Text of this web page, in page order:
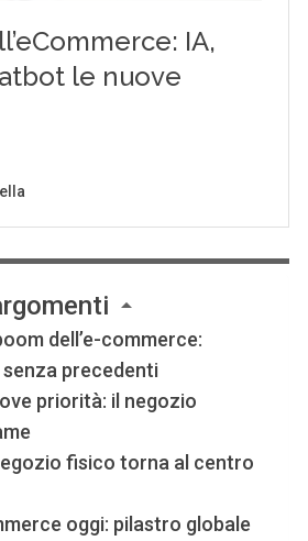
dell’e-commerce:
senza precedenti
priorità: il negozio
fisico torna al centro
oggi: pilastro globale